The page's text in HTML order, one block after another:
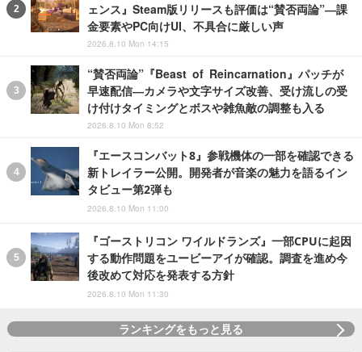
ェンス』Steam版リリースも評価は“賛否両論”―課
金要素やPC向けUI、不具合に厳しい声
2026.8.10 Mon 14:15
“賛否両論”『Beast of Reincarnation』パッチが
早速配信―カメラや文字サイズ改善、受け流しの受
け付けタイミングとボスや雑魚敵の調整も入る
2026.8.10 Mon 8:52
『エースコンバット8』参戦機体の一部を確認できる
新トレイラー公開。開発者が音楽の魅力を語るイン
タビュー第2弾も
2026.8.10 Mon 11:00
『ゴーストリコン ワイルドランズ』一部CPUに起因
する動作問題をユービーアイが確認。調査を進め今
後改めて対応を発表する方針
2026.8.10 Mon 11:30
ランキングをもっと見る